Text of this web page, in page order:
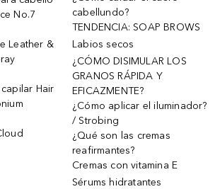
No.7
Leather &
Hair
cabellundo?
TENDENCIA: SOAP BROWS
Labios secos
¿CÓMO DISIMULAR LOS
GRANOS RÁPIDA Y
EFICAZMENTE?
¿Cómo aplicar el iluminador?
/ Strobing
¿Qué son las cremas
reafirmantes?
Cremas con vitamina E
Sérums hidratantes